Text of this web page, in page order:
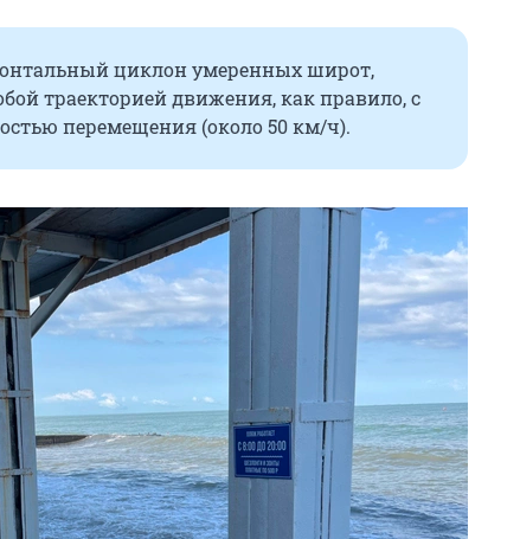
циклон умеренных широт,
траекторией движения, как правило, с
перемещения (около 50 км/ч).